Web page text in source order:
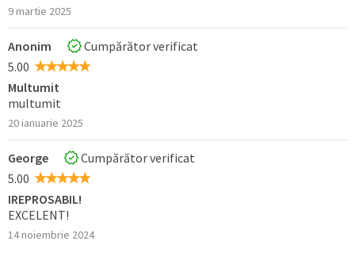
9 martie 2025
Anonim
Cumpărător verificat
5.00
Multumit
multumit
20 ianuarie 2025
George
Cumpărător verificat
5.00
IREPROSABIL!
EXCELENT!
14 noiembrie 2024